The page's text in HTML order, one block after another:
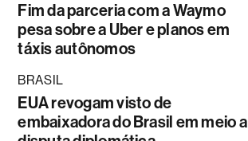
Fim da parceria com a Waymo
pesa sobre a Uber e planos em
táxis autônomos
BRASIL
EUA revogam visto de
embaixadora do Brasil em meio a